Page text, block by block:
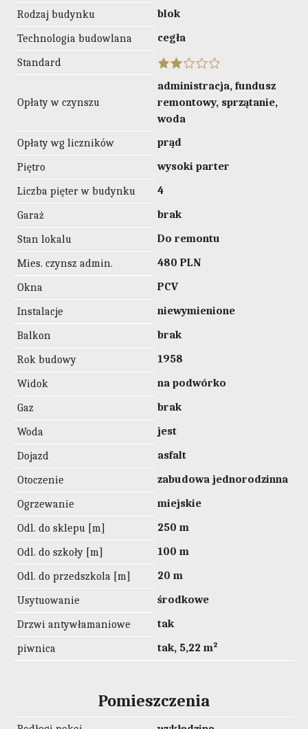
Rodzaj budynku
blok
Technologia budowlana
cegła
Standard
Opłaty w czynszu
administracja, fundusz
remontowy, sprzątanie,
woda
Opłaty wg liczników
prąd
Piętro
wysoki parter
Liczba pięter w budynku
4
Garaż
brak
Stan lokalu
Do remontu
Mies. czynsz admin.
480 PLN
Okna
PCV
Instalacje
niewymienione
Balkon
brak
Rok budowy
1958
Widok
na podwórko
Gaz
brak
Woda
jest
Dojazd
asfalt
Otoczenie
zabudowa jednorodzinna
Ogrzewanie
miejskie
Odl. do sklepu [m]
250 m
Odl. do szkoły [m]
100 m
Odl. do przedszkola [m]
20 m
Usytuowanie
środkowe
Drzwi antywłamaniowe
tak
piwnica
tak, 5,22 m²
Pomieszczenia